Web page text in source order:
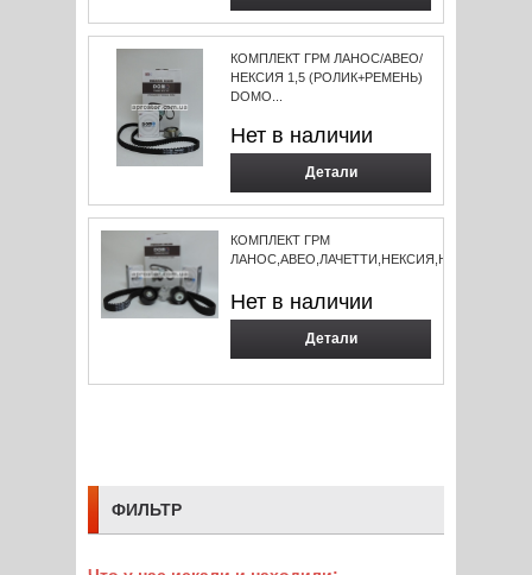
КОМПЛЕКТ ГРМ ЛАНОС/АВЕО/
НЕКСИЯ 1,5 (РОЛИК+РЕМЕНЬ)
DOMO...
Нет в наличии
Детали
КОМПЛЕКТ ГРМ
Нет в наличии
Детали
ФИЛЬТР